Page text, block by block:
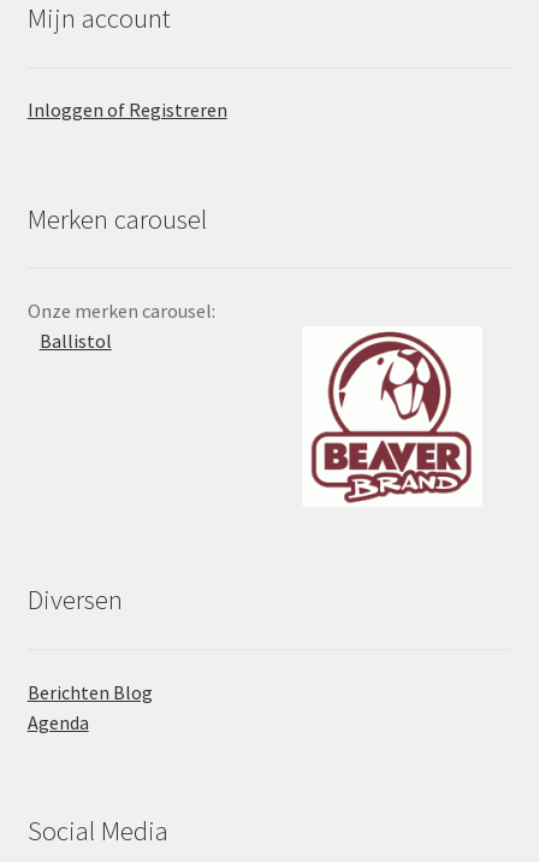
Mijn account
Inloggen of Registreren
Merken carousel
Onze merken carousel:
Diversen
Berichten Blog
Agenda
Social Media